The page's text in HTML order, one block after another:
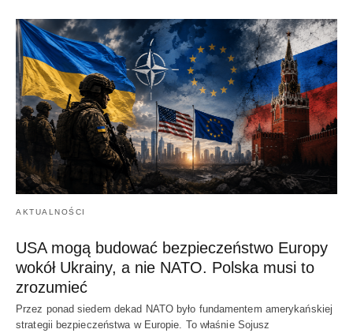
AKTUALNOŚCI
USA mogą budować bezpieczeństwo Europy
wokół Ukrainy, a nie NATO. Polska musi to
zrozumieć
Przez ponad siedem dekad NATO było fundamentem amerykańskiej
strategii bezpieczeństwa w Europie. To właśnie Sojusz